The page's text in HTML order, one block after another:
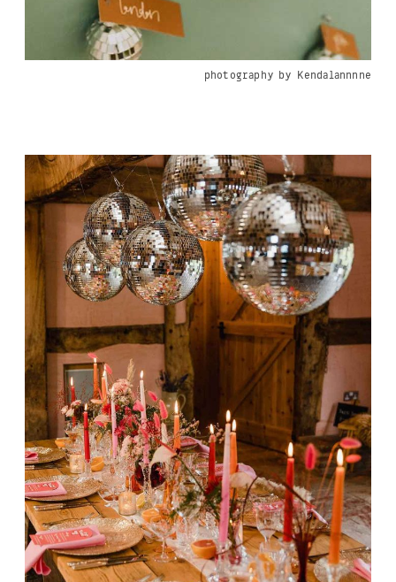
photography by Kendalannnne